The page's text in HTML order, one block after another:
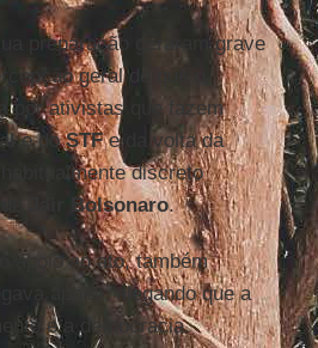
preparação geraram grave
geral de que o
por ativistas que fazem
e doSTFe da volta da
discreto
Bolsonaro.
apoio ao ato, também
apoiar, alegando que a
e a democracia.